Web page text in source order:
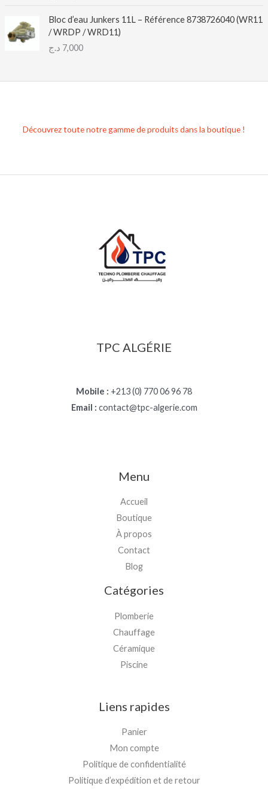
Bloc d’eau Junkers 11L – Référence 8738726040 (WR11
/ WRDP / WRD11)
7,000 د.ج
Découvrez toute notre gamme de produits dans la boutique !
TPC ALGÉRIE
Mobile : +213 (0) 770 06 96 78
Email : contact@tpc-algerie.com
Menu
Accueil
Boutique
À propos
Contact
Blog
Catégories
Plomberie
Chauffage
Céramique
Piscine
Liens rapides
Panier
Mon compte
Politique de confidentialité
Politique d’expédition et de retour